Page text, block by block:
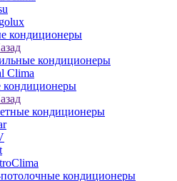
кондиционеры
кондиционеры
Clima
кондиционеры
кондиционеры
кондиционеры